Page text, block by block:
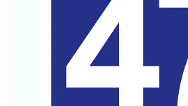
Поддержка волонтерских
03 августа 2026
Ладожский мост полностью